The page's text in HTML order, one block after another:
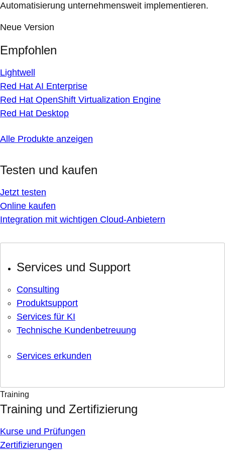
Automatisierung unternehmensweit implementieren.
Neue Version
Empfohlen
Lightwell
Red Hat AI Enterprise
Red Hat OpenShift Virtualization Engine
Red Hat Desktop
Alle Produkte anzeigen
Testen und kaufen
Jetzt testen
Online kaufen
Integration mit wichtigen Cloud-Anbietern
Services und Support
Consulting
Produktsupport
Services für KI
Technische Kundenbetreuung
Services erkunden
Training
Training und Zertifizierung
Kurse und Prüfungen
Zertifizierungen